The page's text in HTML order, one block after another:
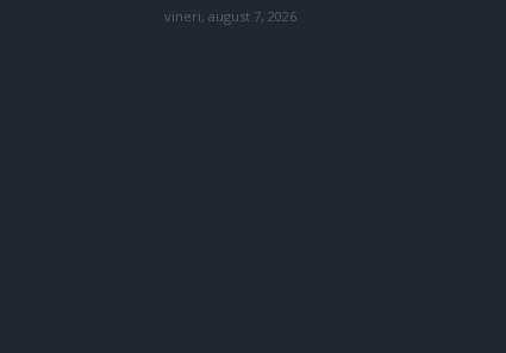
vineri, august 7, 2026